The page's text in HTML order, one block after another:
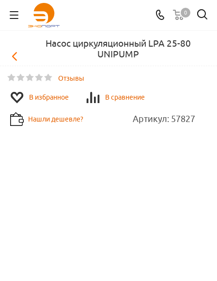
0
Насос циркуляционный LPA 25-80
UNIPUMP
Отзывы
В избранное В сравнение
Нашли дешевле? Артикул: 57827